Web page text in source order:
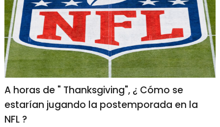
A horas de " Thanksgiving", ¿ Cómo se
estarían jugando la postemporada en la
NFL ?